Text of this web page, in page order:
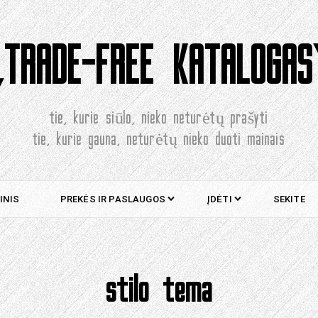
FREE
tie, kurie siūlo, nieko neturėtų prašyti
tie, kurie gauna, neturėtų nieko duoti mainais
PREKĖS IR PASLAUGOS ĮDĖTI SEKITE
stilo tema